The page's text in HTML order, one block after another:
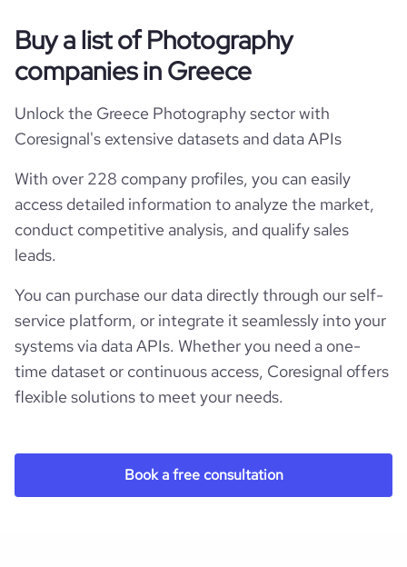
Buy a list of Photography
companies in Greece
Unlock the Greece Photography sector with
Coresignal's extensive datasets and data APIs
With over 228 company profiles, you can easily
access detailed information to analyze the market,
conduct competitive analysis, and qualify sales
leads.
You can purchase our data directly through our self-
service platform, or integrate it seamlessly into your
systems via data APIs. Whether you need a one-
time dataset or continuous access, Coresignal offers
flexible solutions to meet your needs.
Book a free consultation